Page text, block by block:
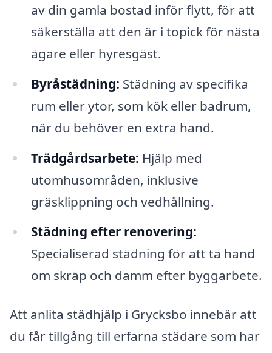
av din gamla bostad inför flytt, för att
säkerställa att den är i topick för nästa
ägare eller hyresgäst.
Byråstädning: Städning av specifika
rum eller ytor, som kök eller badrum,
när du behöver en extra hand.
Trädgårdsarbete: Hjälp med
utomhusområden, inklusive
gräsklippning och vedhållning.
Städning efter renovering:
Specialiserad städning för att ta hand
om skräp och damm efter byggarbete.
Att anlita städhjälp i Grycksbo innebär att
du får tillgång till erfarna städare som har